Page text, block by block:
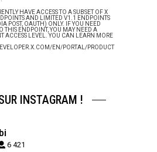
HAVE ACCESS TO A SUBSET OF X
AND LIMITED V1.1 ENDPOINTS
POST, OAUTH) ONLY. IF YOU NEED
THIS ENDPOINT, YOU MAY NEED A
ACCESS LEVEL. YOU CAN LEARN MORE
EN/PORTAL/PRODUCT
INSTAGRAM !
6 421